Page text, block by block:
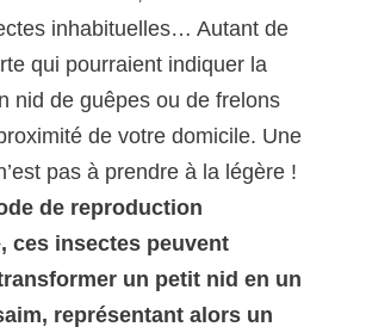
inhabituelles… Autant de
qui pourraient indiquer la
nid de guêpes ou de frelons
de votre domicile. Une
pas à prendre à la légère !
de reproduction
ces insectes peuvent
un petit nid en un
représentant alors un